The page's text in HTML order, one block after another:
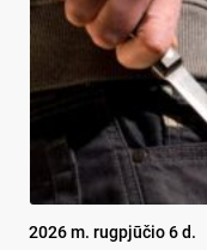
2026 m. rugpjūčio 6 d.